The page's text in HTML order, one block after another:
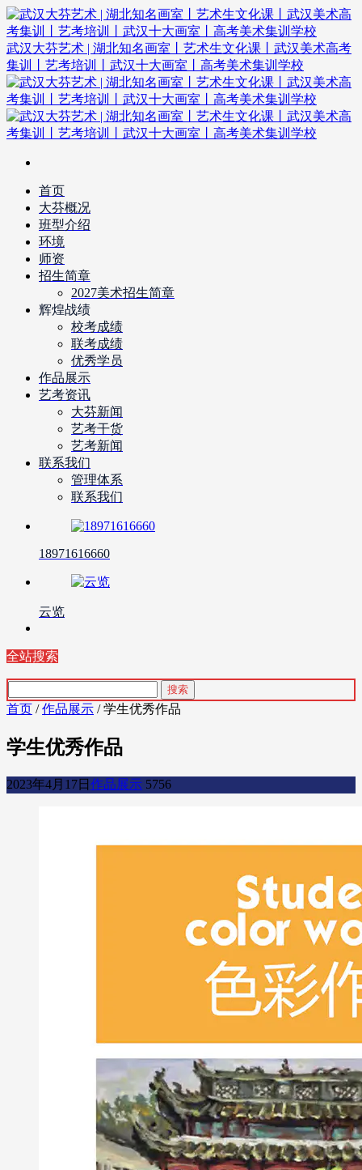
武汉大芬艺术 | 湖北知名画室丨艺术生文化课丨武汉美术高考
集训丨艺考培训丨武汉十大画室丨高考美术集训学校
首页
大芬概况
班型介绍
环境
师资
招生简章
2027美术招生简章
辉煌战绩
校考成绩
联考成绩
优秀学员
作品展示
艺考资讯
大芬新闻
艺考干货
艺考新闻
联系我们
管理体系
联系我们
18971616660
云览
全站搜索
首页 /作品展示 / 学生优秀作品
学生优秀作品
2023年4月17日 作品展示 5756